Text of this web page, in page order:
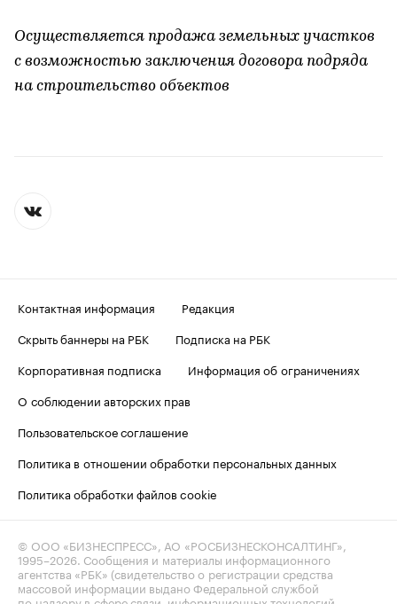
Осуществляется продажа земельных участков
с возможностью заключения договора подряда
на строительство объектов
Контактная информация
Редакция
Скрыть баннеры на РБК
Подписка на РБК
Корпоративная подписка
Информация об ограничениях
О соблюдении авторских прав
Пользовательское соглашение
Политика в отношении обработки персональных данных
Политика обработки файлов cookie
© ООО «БИЗНЕСПРЕСС», АО «РОСБИЗНЕСКОНСАЛТИНГ»,
1995–2026 . Сообщения и материалы информационного
агентства «РБК» (свидетельство о регистрации средства
массовой информации выдано Федеральной службой